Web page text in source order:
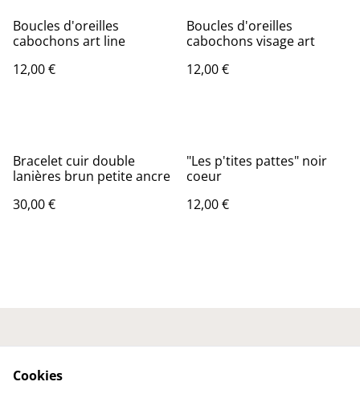
Boucles d'oreilles
cabochons art line
12,00 €
Boucles d'oreilles
cabochons visage art
12,00 €
Bracelet cuir double
lanières brun petite ancre
30,00 €
"Les p'tites pattes" noir
coeur
12,00 €
Cookies